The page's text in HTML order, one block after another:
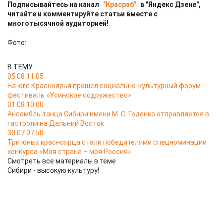
Подписывайтесь на канал
"Красраб" в "Яндекс Дзене",
читайте и комментируйте статьи вместе с
многотысячной аудиторией!
Фото:
В ТЕМУ
05.08 11:05
На юге Красноярья прошёл социально-культурный форум-
фестиваль «Усинское содружество»
01.08 10:00
Ансамбль танца Сибири имени М. С. Годенко отправляется в
гастроли на Дальний Восток
30.07 07:58
Три юных красноярца стали победителями спецноминации
конкурса «Моя страна – моя Россия»
Смотреть все материалы в теме
Сибири - высокую культуру!